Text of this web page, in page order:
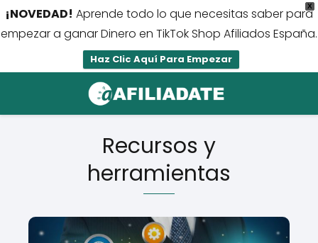
X
¡NOVEDAD! Aprende todo lo que necesitas saber para
empezar a ganar Dinero en TikTok Shop Afiliados España.
Haz Clic Aquí Para Empezar
Recursos y
herramientas